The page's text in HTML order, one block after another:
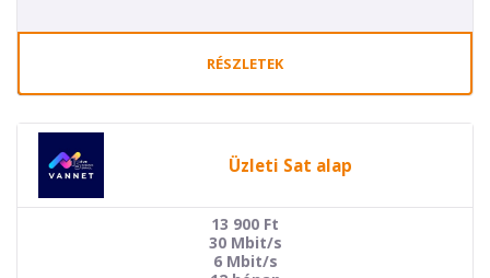
RÉSZLETEK
Üzleti Sat alap
13 900 Ft
30 Mbit/s
6 Mbit/s